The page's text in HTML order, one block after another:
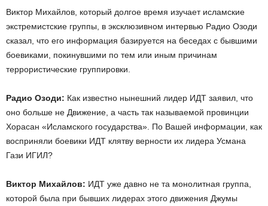
Виктор Михайлов, который долгое время изучает исламские
экстремистские группы, в эксклюзивном интервью Радио Озоди
сказал, что его информация базируется на беседах с бывшими
боевиками, покинувшими по тем или иным причинам
террористические группировки.
Радио Озоди: Как известно нынешний лидер ИДТ заявил, что
оно больше не Движение, а часть так называемой провинции
Хорасан «Исламского государства». По Вашей информации, как
восприняли боевики ИДТ клятву верности их лидера Усмана
Гази ИГИЛ?
Виктор Михайлов: ИДТ уже давно не та монолитная группа,
которой была при бывших лидерах этого движения Джумы